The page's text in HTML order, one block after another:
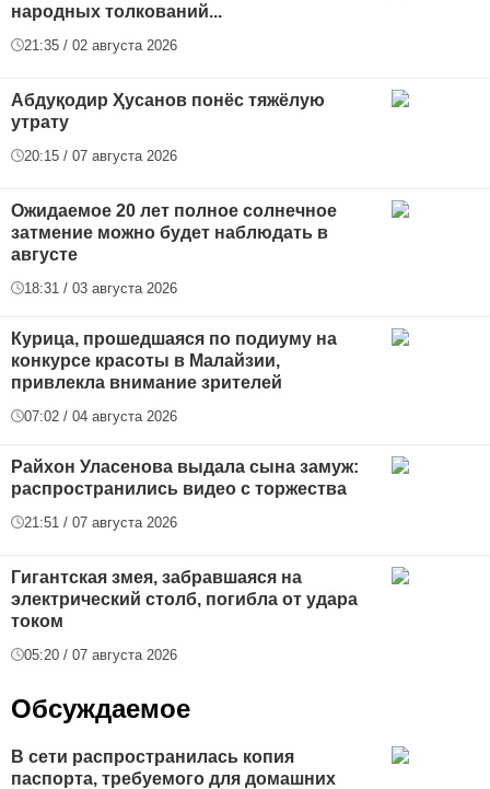
народных толкований...
21:35 / 02 августа 2026
Абдуқодир Ҳусанов понёс тяжёлую
утрату
20:15 / 07 августа 2026
Ожидаемое 20 лет полное солнечное
затмение можно будет наблюдать в
августе
18:31 / 03 августа 2026
Курица, прошедшаяся по подиуму на
конкурсе красоты в Малайзии,
привлекла внимание зрителей
07:02 / 04 августа 2026
Райхон Уласенова выдала сына замуж:
распространились видео с торжества
21:51 / 07 августа 2026
Гигантская змея, забравшаяся на
электрический столб, погибла от удара
током
05:20 / 07 августа 2026
Обсуждаемое
В сети распространилась копия
паспорта, требуемого для домашних